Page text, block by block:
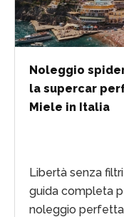
Noleggio
la supercar
Miele in Italia
Libertà senza
guida completa
noleggio